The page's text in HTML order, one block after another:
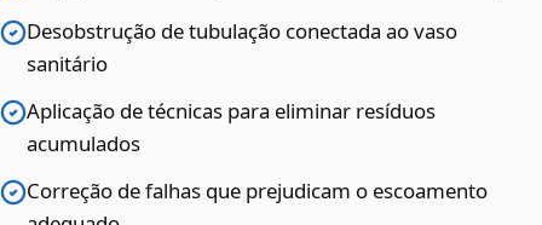
Desobstrução de tubulação conectada ao vaso
sanitário
Aplicação de técnicas para eliminar resíduos
acumulados
Correção de falhas que prejudicam o escoamento